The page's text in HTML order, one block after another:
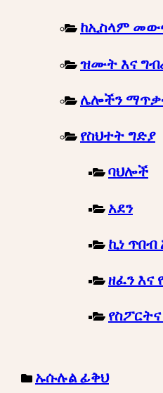
ከኢስላም
ዝሙት እና
ሌሎችን
የስህተት ግድያ
ባህሎች
አደን
ኪነ ጥበብ
ዘፈን
ኡሱሉል ፊቅህ